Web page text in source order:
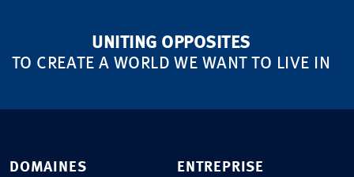
UNITING OPPOSITES
TO CREATE A WORLD WE WANT TO LIVE IN
DOMAINES ENTREPRISE